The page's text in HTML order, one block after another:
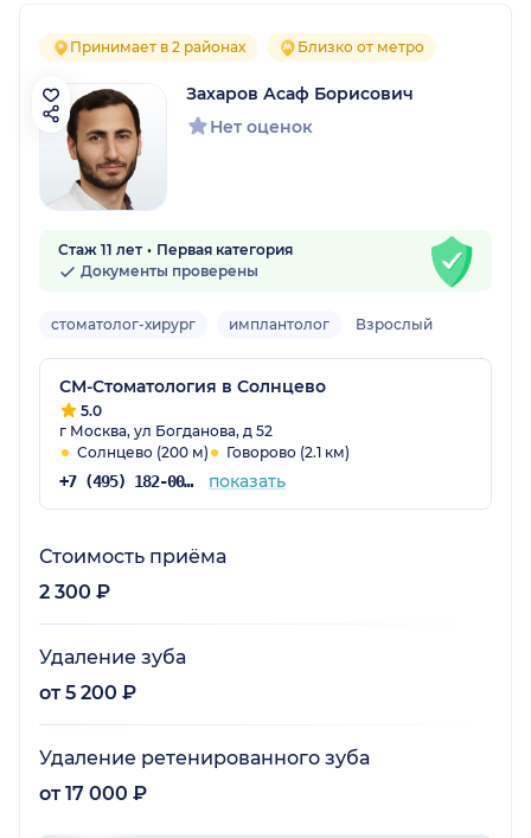
Принимает в 2 районах Близко от метро
Захаров Асаф Борисович
Нет оценок
Стаж 11 лет
Первая категория
Документы проверены
стоматолог-хирург имплантолог Взрослый
СМ-Стоматология в Солнцево
5.0
г Москва, ул Богданова, д 52
Солнцево (200 м)
Говорово (2.1 км)
+7 (495) 182-00-85 показать
Стоимость приёма
2 300 ₽
Удаление зуба
от 5 200 ₽
Удаление ретенированного зуба
от 17 000 ₽